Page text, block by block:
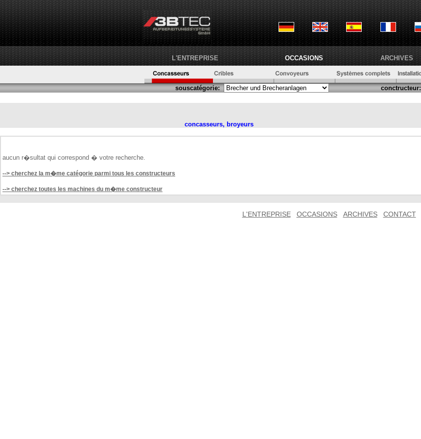
L'ENTREPRISE OCCASIONS ARCHIVES
souscatégorie:
conctructeur:
concasseurs, broyeurs
aucun r�sultat qui correspond � votre recherche.
--> cherchez la m�me catégorie parmi tous les constructeurs
--> cherchez toutes les machines du m�me constructeur
L'ENTREPRISE OCCASIONS ARCHIVES CONTACT